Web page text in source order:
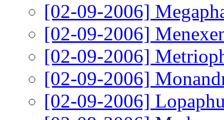
[02-09-2006]
[02-09-2006]
[02-09-2006]
[02-09-2006]
[02-09-2006]